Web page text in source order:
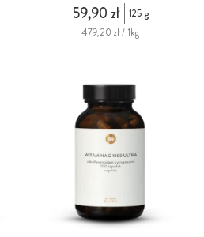
59,90 zł
125 g
479,20 zł / 1kg